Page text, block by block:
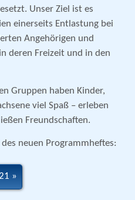
Unser Ziel ist es
einerseits Entlastung bei
Angehörigen und
deren Freizeit und in den
Gruppen haben Kinder,
viel Spaß – erleben
Freundschaften.
neuen Programmheftes: